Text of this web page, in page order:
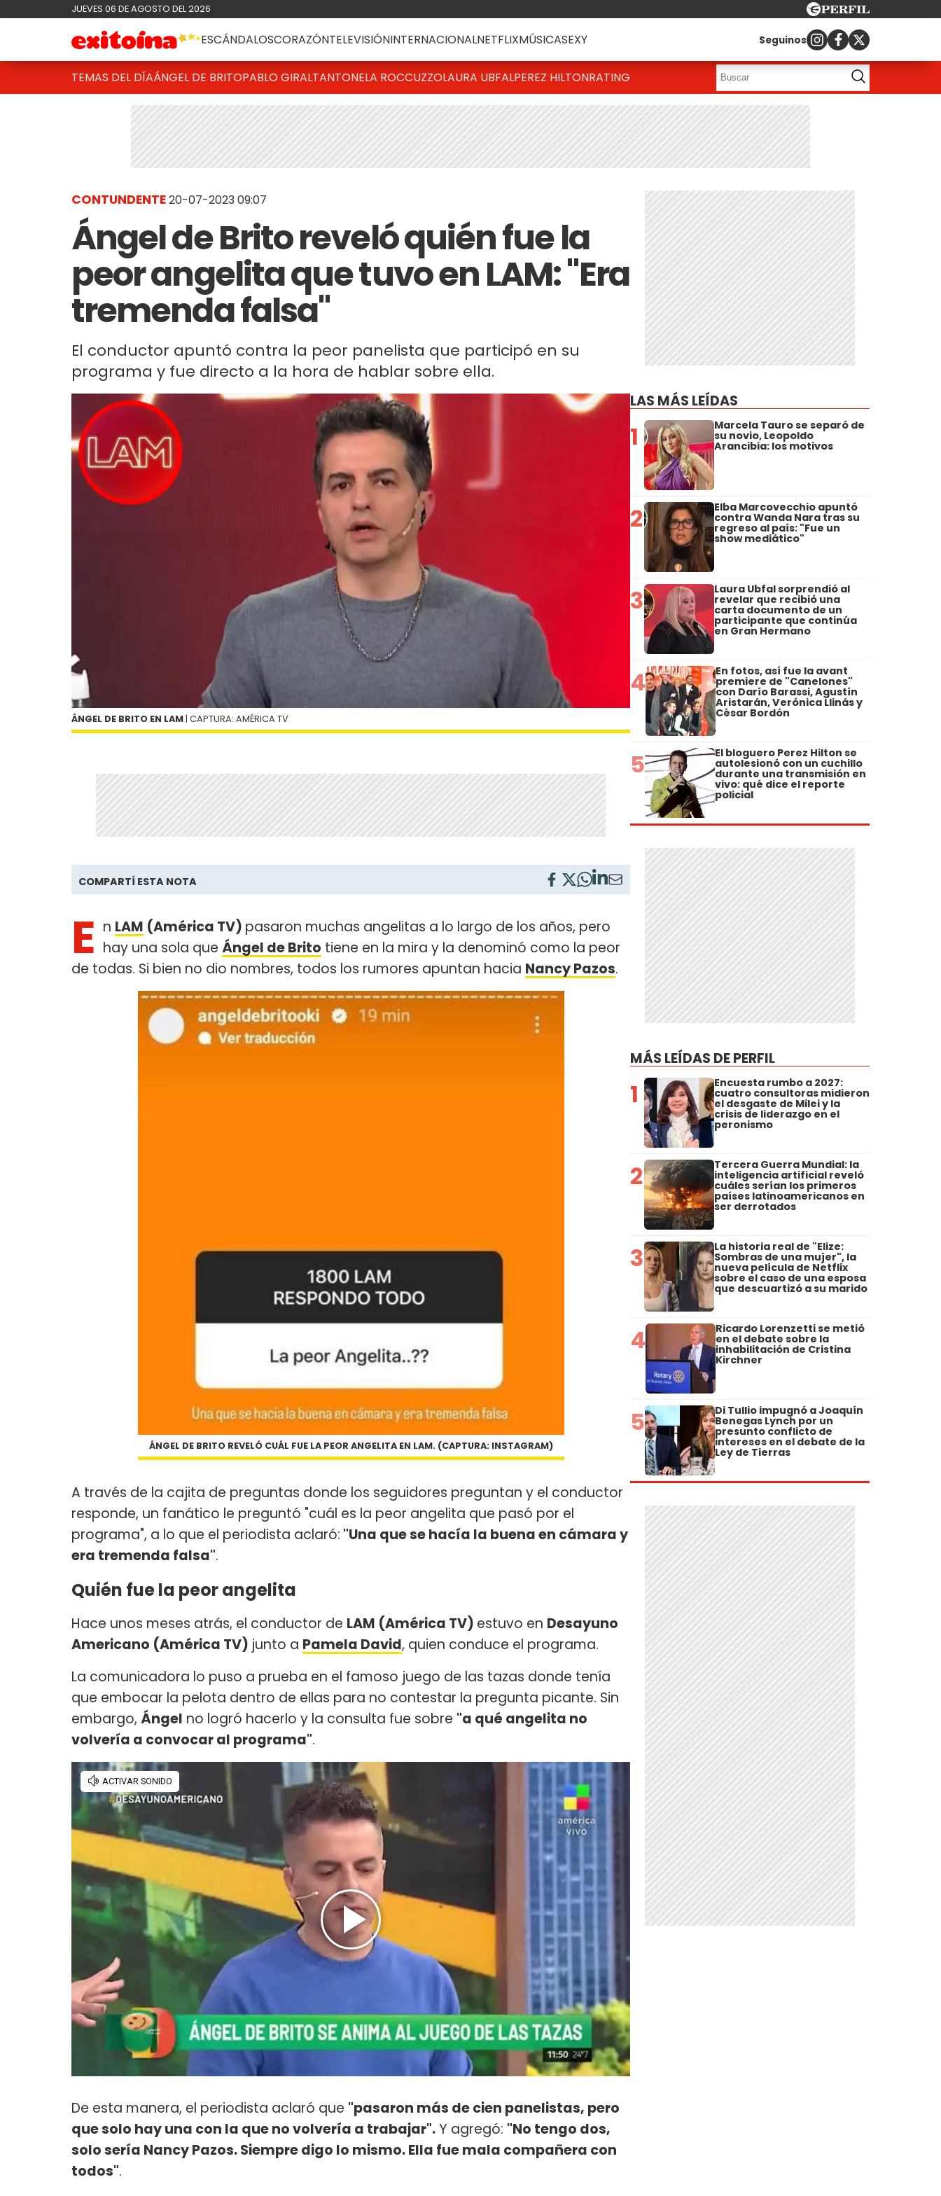
JUEVES 06 DE AGOSTO DEL 2026
ESCÁNDALOSCORAZÓNTELEVISIÓNINTERNACIONALNETFLIXMÚSICASEXY Seguinos
TEMAS DEL DÍAÁNGEL DE BRITOPABLO GIRALTANTONELA ROCCUZZOLAURA UBFALPEREZ HILTONRATING
CONTUNDENTE20-07-2023 09:07
Ángel de Brito reveló quién fue la
peor angelita que tuvo en LAM: "Era
tremenda falsa"
El conductor apuntó contra la peor panelista que participó en su
programa y fue directo a la hora de hablar sobre ella.
ÁNGEL DE BRITO EN LAM | CAPTURA: AMÉRICA TV
COMPARTÍ ESTA NOTA
E n LAM (América TV) pasaron muchas angelitas a lo largo de los años, pero
hay una sola que Ángel de Brito tiene en la mira y la denominó como la peor
de todas. Si bien no dio nombres, todos los rumores apuntan hacia Nancy Pazos.
ÁNGEL DE BRITO REVELÓ CUÁL FUE LA PEOR ANGELITA EN LAM. (CAPTURA: INSTAGRAM)
A través de la cajita de preguntas donde los seguidores preguntan y el conductor
responde, un fanático le preguntó "cuál es la peor angelita que pasó por el
programa", a lo que el periodista aclaró: "Una que se hacía la buena en cámara y
era tremenda falsa".
Quién fue la peor angelita
Hace unos meses atrás, el conductor de LAM (América TV) estuvo en Desayuno
Americano (América TV) junto a Pamela David, quien conduce el programa.
La comunicadora lo puso a prueba en el famoso juego de las tazas donde tenía
que embocar la pelota dentro de ellas para no contestar la pregunta picante. Sin
embargo, Ángel no logró hacerlo y la consulta fue sobre "a qué angelita no
volvería a convocar al programa".
De esta manera, el periodista aclaró que "pasaron más de cien panelistas, pero
que solo hay una con la que no volvería a trabajar".Y agregó: "No tengo dos,
solo sería Nancy Pazos. Siempre digo lo mismo. Ella fue mala compañera con
todos".
LAS MÁS LEÍDAS
1 Marcela Tauro se separó de
su novio, Leopoldo
Arancibia: los motivos
2 Elba Marcovecchio apuntó
contra Wanda Nara tras su
regreso al país: "Fue un
show mediático"
3 Laura Ubfal sorprendió al
revelar que recibió una
carta documento de un
participante que continúa
en Gran Hermano
4 En fotos, así fue la avant
premiere de "Canelones"
con Darío Barassi, Agustín
Aristarán, Verónica Llinás y
César Bordón
5 El bloguero Perez Hilton se
autolesionó con un cuchillo
durante una transmisión en
vivo: qué dice el reporte
policial
MÁS LEÍDAS DE PERFIL
1 Encuesta rumbo a 2027:
cuatro consultoras midieron
el desgaste de Milei y la
crisis de liderazgo en el
peronismo
2 Tercera Guerra Mundial: la
inteligencia artificial reveló
cuáles serían los primeros
países latinoamericanos en
ser derrotados
3 La historia real de "Elize:
Sombras de una mujer", la
nueva película de Netflix
sobre el caso de una esposa
que descuartizó a su marido
4 Ricardo Lorenzetti se metió
en el debate sobre la
inhabilitación de Cristina
Kirchner
5 Di Tullio impugnó a Joaquín
Benegas Lynch por un
presunto conflicto de
intereses en el debate de la
Ley de Tierras